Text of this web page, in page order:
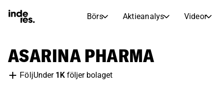
Börs Aktieanalys Videor
Börs
Aktieanalys
inderesTV
Aktiejämförelse
ASARINA PHARMA
FöljUnder 1K följer bolaget